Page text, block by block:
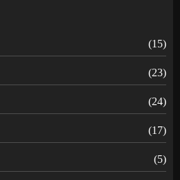
(15)
(23)
(24)
(17)
(5)